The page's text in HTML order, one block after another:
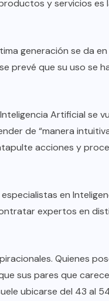
y servicios es
generación se da
prevé que su uso se
Artificial se
de “manera
acciones y
en
expertos en
Quienes
sus pares que
ubicarse del 43 al